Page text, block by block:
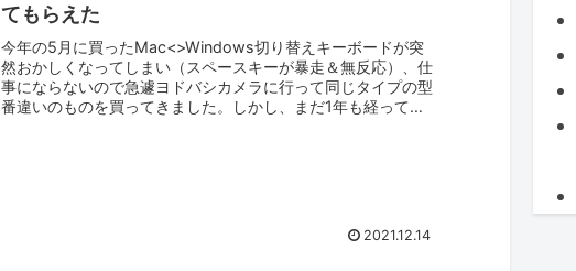
てもらえた
今年の5月に買ったMac<>Windows切り替えキーボードが突
然おかしくなってしまい（スペースキーが暴走＆無反応）、仕
事にならないので急遽ヨドバシカメラに行って同じタイプの型
番違いのものを買ってきました。しかし、まだ1年も経ってい
2021.12.14